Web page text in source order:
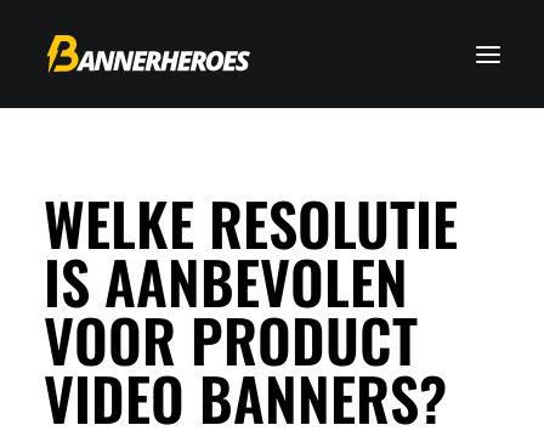
WELKE RESOLUTIE
IS AANBEVOLEN
VOOR PRODUCT
VIDEO BANNERS?